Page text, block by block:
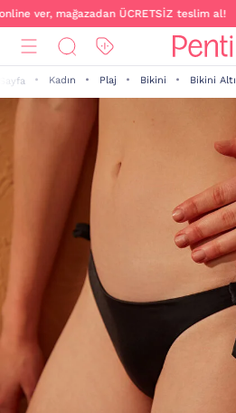
ver, mağazadan ÜCRETSİZ teslim al!
Kadın Plaj Bikini Bikini Altı